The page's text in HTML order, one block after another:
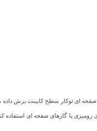
ای توکار سطح کابینت برش داده
یا گازهای صفحه ای استفاده